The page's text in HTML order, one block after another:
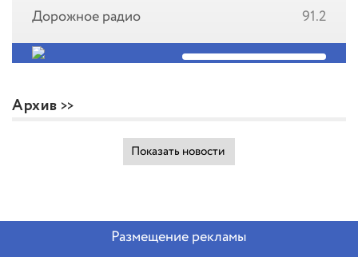
Дорожное радио
91.2
Архив
Показать новости
Размещение рекламы